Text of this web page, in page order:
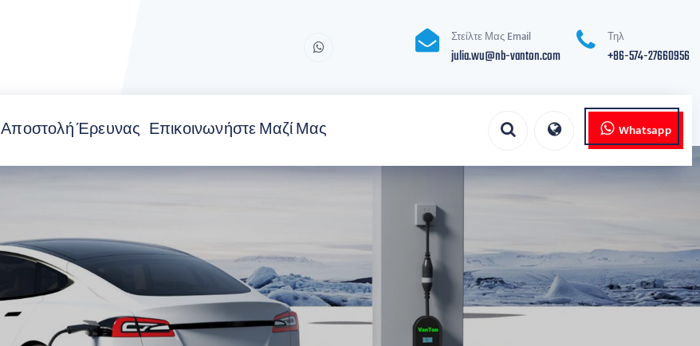
Στείλτε Μας Email
julia.wu@nb-vanton.com
Τηλ
+86-574-27660956
Αποστολή Έρευνας Επικοινωνήστε Μαζί Μας Whatsapp